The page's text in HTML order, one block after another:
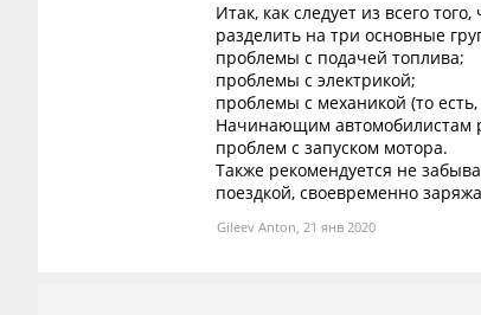
Итак, как следует из всего
разделить на три основные
проблемы с подачей топлива;
проблемы с электрикой;
проблемы с механикой (то
Начинающим автомобилистам
проблем с запуском мотора.
Также рекомендуется не
поездкой, своевременно
Gileev Anton, 21 янв 2020